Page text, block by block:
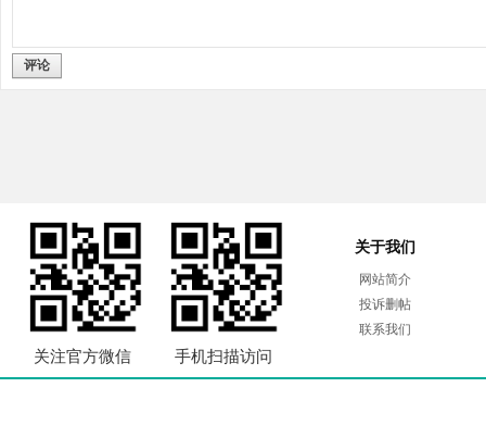
评论
关注官方微信 手机扫描访问
关于我们
网站简介
投诉删帖
联系我们